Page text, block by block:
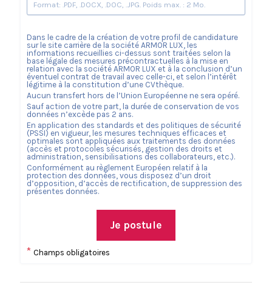
Format: .PDF, .DOCX, .DOC, .JPG. Poids max. : 2 Mo.
Dans le cadre de la création de votre profil de candidature
sur le site carrière de la société ARMOR LUX, les
informations recueillies ci-dessus sont traitées selon la
base légale des mesures précontractuelles à la mise en
relation avec la société ARMOR LUX et à la conclusion d’un
éventuel contrat de travail avec celle-ci, et selon l’intérêt
légitime à la constitution d’une CVthèque.
Aucun transfert hors de l’Union Européenne ne sera opéré.
Sauf action de votre part, la durée de conservation de vos
données n’excède pas 2 ans.
En application des standards et des politiques de sécurité
(PSSI) en vigueur, les mesures techniques efficaces et
optimales sont appliquées aux traitements des données
(accès et protocoles sécurisés, gestion des droits et
administration, sensibilisations des collaborateurs, etc.).
Conformément au règlement Européen relatif à la
protection des données, vous disposez d’un droit
d’opposition, d’accès de rectification, de suppression des
présentes données.
Je postule
* Champs obligatoires